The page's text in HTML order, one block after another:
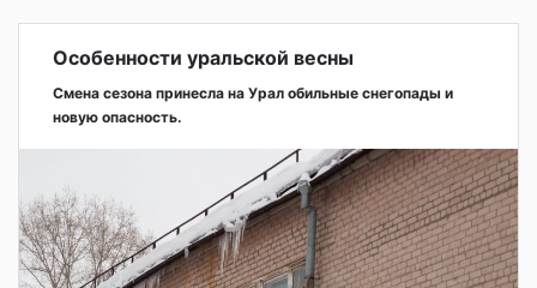
Особенности уральской весны
Смена сезона принесла на Урал обильные снегопады и
новую опасность.